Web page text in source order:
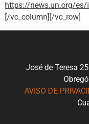
https://news.un.org/es/
[/vc_column][/vc_row]
José de Teresa
AVISO DE